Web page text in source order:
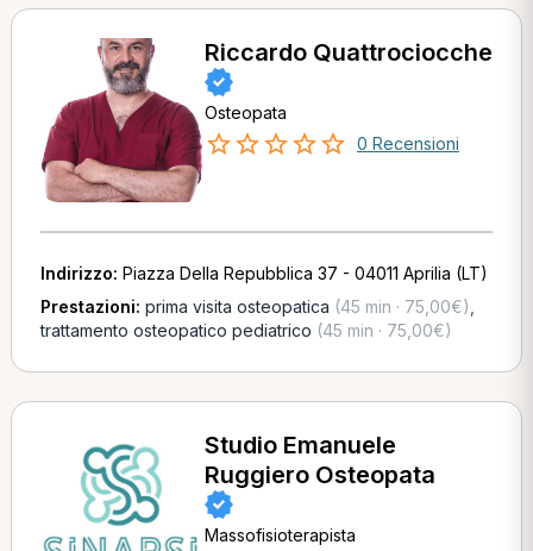
Riccardo Quattrociocche
Osteopata
0 Recensioni
Indirizzo: Piazza Della Repubblica 37 - 04011 Aprilia (LT)
Prestazioni: prima visita osteopatica (45 min · 75,00€)
trattamento osteopatico pediatrico (45 min · 75,00€)
Studio Emanuele
Ruggiero Osteopata
Massofisioterapista